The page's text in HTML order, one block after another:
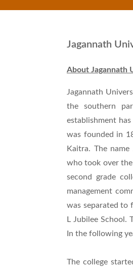
Jagannath
About Jagannath
Jagannath
the southern
establishment
was founded in
Kaitra. The
who took over
second grade
management
was separated to
L Jubilee
In the following
The college